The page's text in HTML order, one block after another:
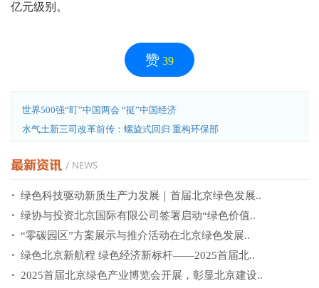
亿元级别。
赞 39
世界500强“盯”中国两会 “挺”中国经济
水气土新三司改革前传：螺旋式回归 重构环保部
绿色科技驱动新质生产力发展｜首届北京绿色发展..
绿协与投资北京国际有限公司签署启动“绿色价值..
“零碳园区”方案展示与推介活动在北京绿色发展..
绿色北京新航程 绿色经济新标杆——2025首届北..
2025首届北京绿色产业博览会开展，彰显北京建设..